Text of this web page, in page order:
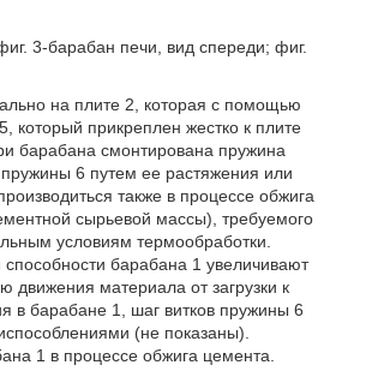
3-барабан печи, вид спереди; фиг.
на плите 2, которая с помощью
который прикреплен жестко к плите
барабана смонтирована пружина
6 путем ее растяжения или
также в процессе обжига
сырьевой массы), требуемого
условиям термообработки.
барабана 1 увеличивают
материала от загрузки к
в барабане 1, шаг витков пружины 6
(не показаны).
1 в процессе обжига цемента.